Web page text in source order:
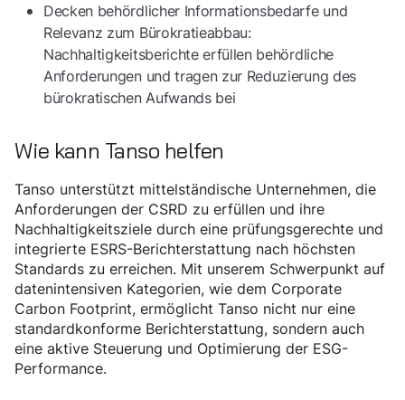
Decken behördlicher Informationsbedarfe und
Relevanz zum Bürokratieabbau:
Nachhaltigkeitsberichte erfüllen behördliche
Anforderungen und tragen zur Reduzierung des
bürokratischen Aufwands bei
Wie kann Tanso helfen
Tanso unterstützt mittelständische Unternehmen, die
Anforderungen der CSRD zu erfüllen und ihre
Nachhaltigkeitsziele durch eine prüfungsgerechte und
integrierte ESRS-Berichterstattung nach höchsten
Standards zu erreichen. Mit unserem Schwerpunkt auf
datenintensiven Kategorien, wie dem Corporate
Carbon Footprint, ermöglicht Tanso nicht nur eine
standardkonforme Berichterstattung, sondern auch
eine aktive Steuerung und Optimierung der ESG-
Performance.